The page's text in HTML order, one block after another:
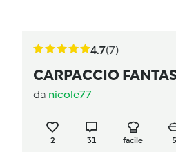
4.7(7)
CARPACCIO
da nicole77
2 31 facile 5